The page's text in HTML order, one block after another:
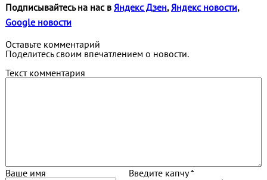
Подписывайтесь на нас в Яндекс Дзен,Яндекс новости,
Google новости
Оставьте комментарий
Поделитесь своим впечатлением о новости.
Текст комментария
Ваше имя Введите капчу *